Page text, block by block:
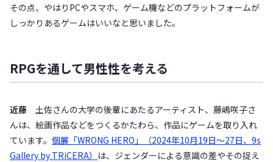
その点、やはりPCやスマホ、ゲーム機などのプラットフォームが
しっかりあるゲームはいいなと思いました。
RPGを通して男性性を考える
近藤 土佐さんの大学の後輩にあたるアーティスト、藤嶋咲子さ
んは、絵画作品などをつくるかたわら、作品にゲームを取り入れ
ています。 個展「WRONG HERO」（2024年10月19日～27日、9s
Gallery by TRiCERA） は、ジェンダーによる意識の差やその捉え